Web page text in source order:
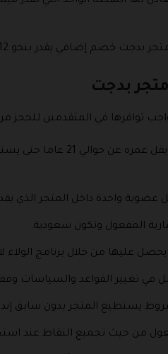
للمستفيدين بهذا النوع من البطاقات، وأيضا يحصلون على كود بدجت أيضا.
بدجت
توافرها في المتقدمين للحجز
أولا أن يكون
واحدة داخل المتجر الذي
المفعول وتكون سعودية.
يحصل عليها من خلال برنامج
في تغيير القواعد والسياسات
يستطيع المتجر بدون سابق
من حيث تجميع النقاط عند